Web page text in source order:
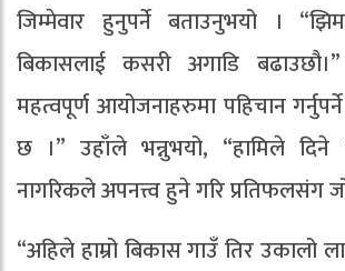
जिम्मेवार हुनुपर्ने बताउनुभयो ।
बिकासलाई कसरी अगाडि
महत्वपूर्ण आयोजनाहरुमा पहिचान
छ ।” उहाँले भन्नुभयो, “हामिले
नागरिकले अपनत्त्व हुने गरि प्रतिफलसंग
“अहिले हाम्रो बिकास गाउँ तिर उकालो